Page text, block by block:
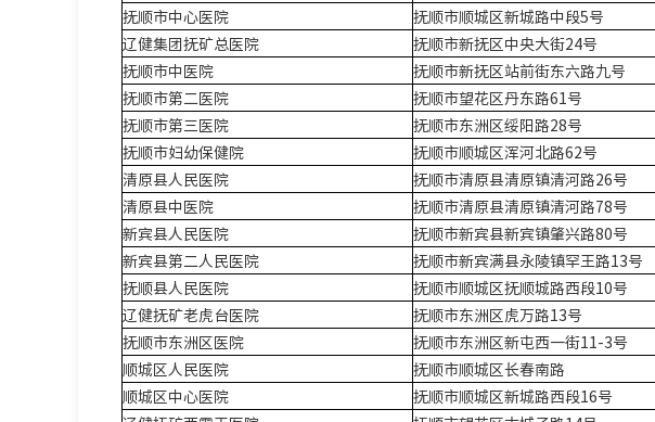
抚顺市中心医院
抚顺市顺城区新城路中段5号
辽健集团抚矿总医院
抚顺市新抚区中央大街24号
抚顺市中医院
抚顺市新抚区站前街东六路九号
抚顺市第二医院
抚顺市望花区丹东路61号
抚顺市第三医院
抚顺市东洲区绥阳路28号
抚顺市妇幼保健院
抚顺市顺城区浑河北路62号
清原县人民医院
抚顺市清原县清原镇清河路26号
清原县中医院
抚顺市清原县清原镇清河路78号
新宾县人民医院
抚顺市新宾县新宾镇肇兴路80号
新宾县第二人民医院
抚顺市新宾满县永陵镇罕王路13号
抚顺县人民医院
抚顺市顺城区抚顺城路西段10号
辽健抚矿老虎台医院
抚顺市东洲区虎万路13号
抚顺市东洲区医院
抚顺市东洲区新屯西一街11-3号
顺城区人民医院
抚顺市顺城区长春南路
顺城区中心医院
抚顺市顺城区新城路西段16号